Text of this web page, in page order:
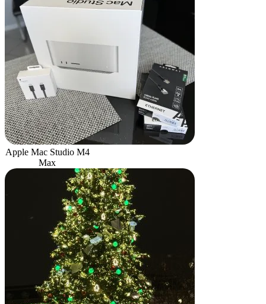
Apple Mac Studio M4
Max